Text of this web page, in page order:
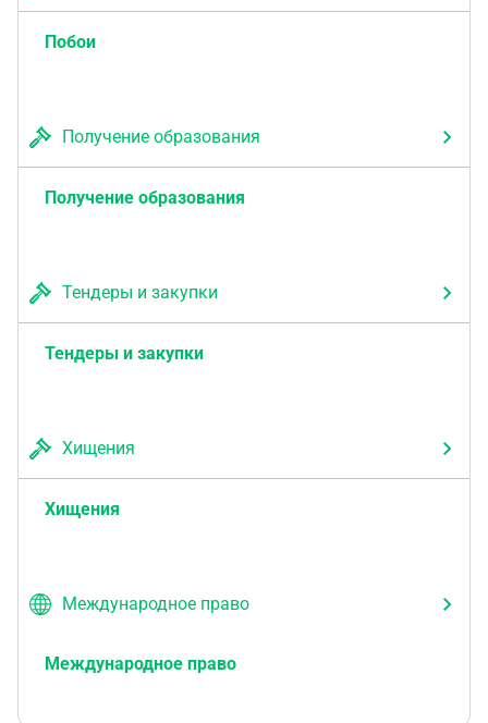
Побои
Получение образования
Получение образования
Тендеры и закупки
Тендеры и закупки
Хищения
Хищения
Международное право
Международное право